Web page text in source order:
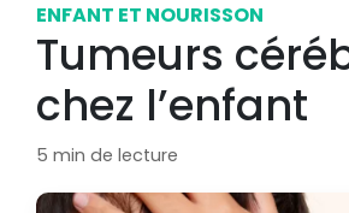
ENFANT ET NOURISSON
Tumeurs
chez l’enfant
5 min de lecture